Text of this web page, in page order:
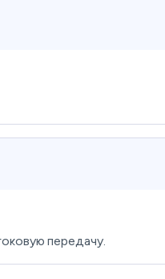
передачу.